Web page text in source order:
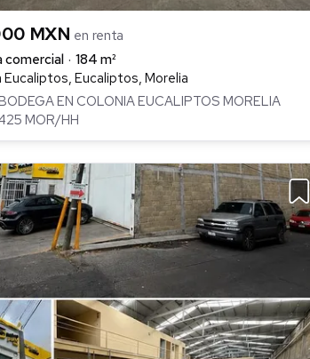
MXN en renta
comercial
184 m²
Eucaliptos, Eucaliptos, Morelia
EN COLONIA EUCALIPTOS MORELIA
MOR/HH